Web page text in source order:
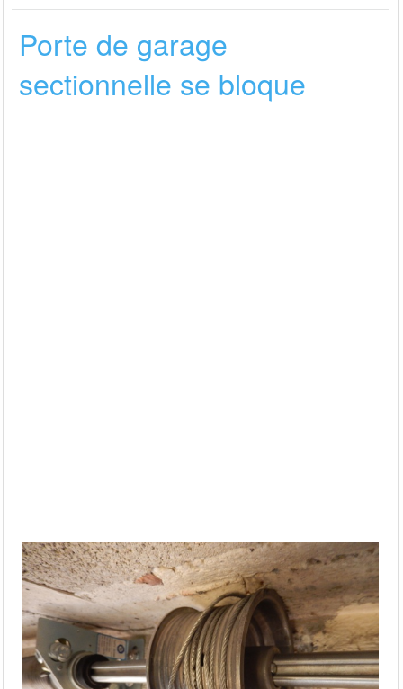
Porte de garage
sectionnelle se bloque